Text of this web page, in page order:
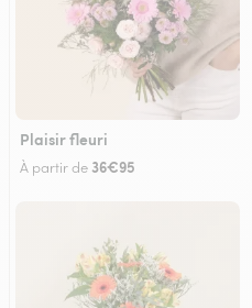
Plaisir fleuri
À partir de 36€95